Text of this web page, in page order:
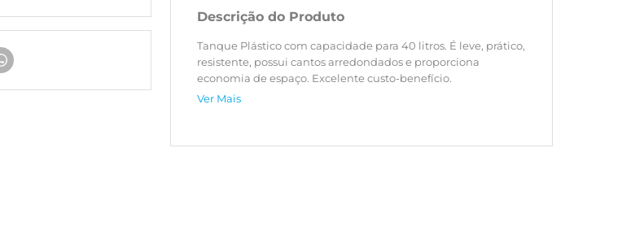
Descrição do Produto
Tanque Plástico com capacidade para 40 litros. É leve, prático,
resistente, possui cantos arredondados e proporciona
economia de espaço. Excelente custo-benefício.
Ver Mais